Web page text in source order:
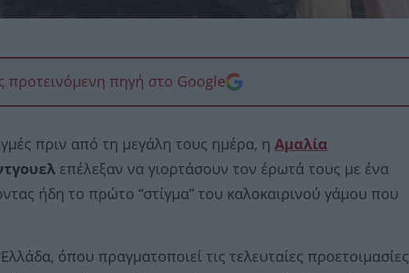
προτεινόμενη πηγή στο Google
πριν από τη μεγάλη τους ημέρα, η Αμαλία
επέλεξαν να γιορτάσουν τον έρωτά τους με ένα
ήδη το πρώτο “στίγμα” του καλοκαιρινού γάμου που
όπου πραγματοποιεί τις τελευταίες προετοιμασίες